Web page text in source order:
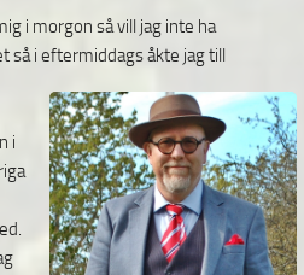
i morgon så vill jag inte ha
så i eftermiddags åkte jag till
i